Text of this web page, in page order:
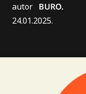
autor BURO.
24.01.2025.